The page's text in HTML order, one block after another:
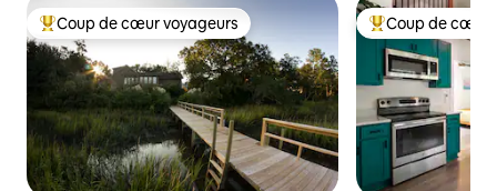
Coups de cœur voyageurs les plus appréciés
Coup de cœur voyageurs Coups de cœur
Coup de cœur